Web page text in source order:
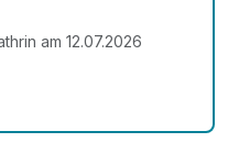
Preis
zu
in 20 Minuten zu
fernab vom Trubel.
am 12.07.2026